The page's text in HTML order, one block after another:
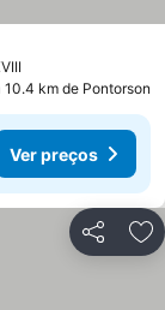
km de Pontorson
Ver preços
Partilhar